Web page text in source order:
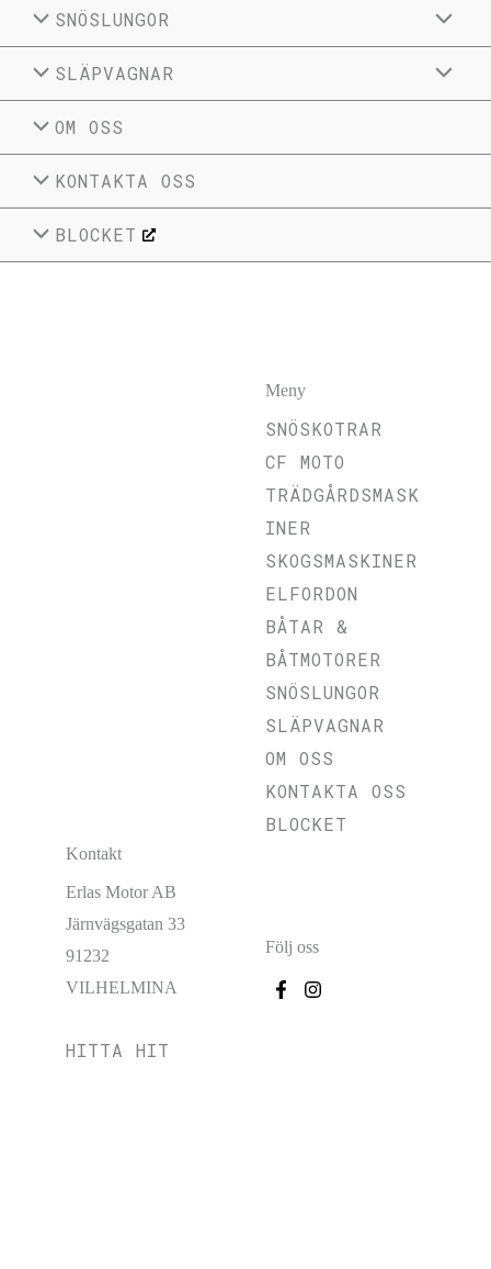
SNÖSLUNGOR
SLÄPVAGNAR
OM OSS
KONTAKTA OSS
BLOCKET
Meny
SNÖSKOTRAR
CF MOTO
TRÄDGÅRDSMASK
INER
SKOGSMASKINER
ELFORDON
BÅTAR &
BÅTMOTORER
SNÖSLUNGOR
SLÄPVAGNAR
OM OSS
KONTAKTA OSS
BLOCKET
Kontakt
Erlas Motor AB
Järnvägsgatan 33
91232
VILHELMINA
HITTA HIT
Följ oss